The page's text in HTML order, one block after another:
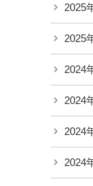
2025
2025
2024
2024
2024
2024